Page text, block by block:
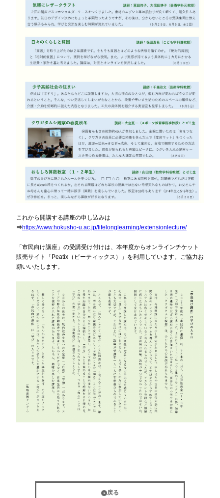
これから開講する講座の申し込みは
⇒https://www.hokusho-u.ac.jp/lifelonglearning/extensionlecture/
「市民向け講座」の受講受け付けは、本年度からオンラインチケット
販売サイト「Peatix（ピーティックス）」を利用しています。ご協力お
願いいたします。
戻る